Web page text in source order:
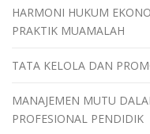
HARMONI HUKUM
PRAKTIK MUAMALAH
TATA KELOLA DAN
MANAJEMEN MUTU
PROFESIONAL PENDIDIK